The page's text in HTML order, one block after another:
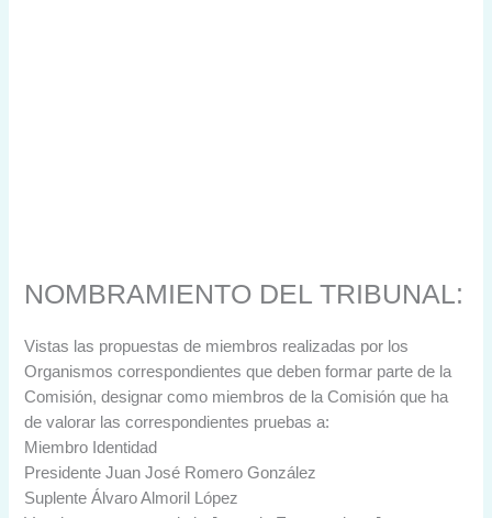
NOMBRAMIENTO DEL TRIBUNAL:
Vistas las propuestas de miembros realizadas por los
Organismos correspondientes que deben formar parte de la
Comisión, designar como miembros de la Comisión que ha
de valorar las correspondientes pruebas a:
Miembro Identidad
Presidente Juan José Romero González
Suplente Álvaro Almoril López